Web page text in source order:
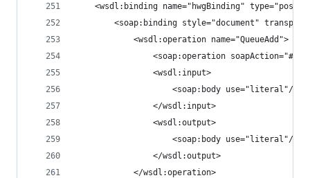
<wsdl:binding name="hwgBinding"
<soap:binding style="document"
            <wsdl:operation name="QueueAdd">
<soap:operation
                <wsdl:input>
                    <soap:body use="literal"/>
                </wsdl:input>
                <wsdl:output>
                    <soap:body use="literal"/>
                </wsdl:output>
            </wsdl:operation>